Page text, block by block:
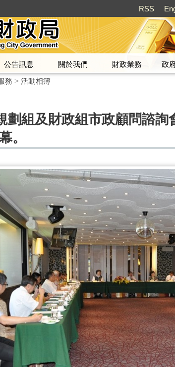
RSS
公告訊息 關於我們 財政業務 政
務 > 活動相簿
劃組及財政組市政顧問諮
。